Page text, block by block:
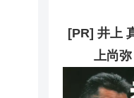
[PR] 井上
上尚